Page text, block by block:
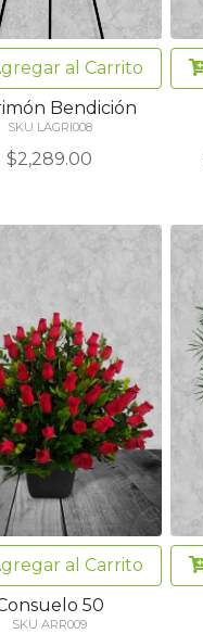
al Carrito
Bendición
SKU LAGRI008
$2,289.00
al Carrito
50
SKU ARR009